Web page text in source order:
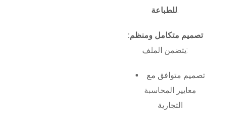
للطباعة.
تصميم متكامل ومنظم:
يتضمن الملف:
تصميم متوافق مع
معايير المحاسبة
التجارية